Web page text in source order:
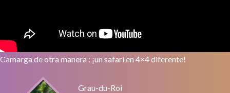
Camarga de otra manera : ¡un safari en 4×4 diferente!
Grau-du-Roi